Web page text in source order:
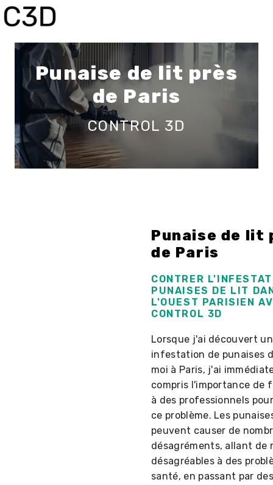
Punaise de lit près
de Paris
CONTROL 3D
Punaise de lit
de Paris
CONTRER
PUNAISES DE LIT
L'OUEST PARISIEN
CONTROL 3D
Lorsque j'ai découvert
infestation de punaises
moi à Paris, j'ai
compris l'importance de
à des professionnels
ce problème. Les
peuvent causer de
désagréments, allant de
désagréables à des
santé, en passant par
Panneau de gestion des cookies